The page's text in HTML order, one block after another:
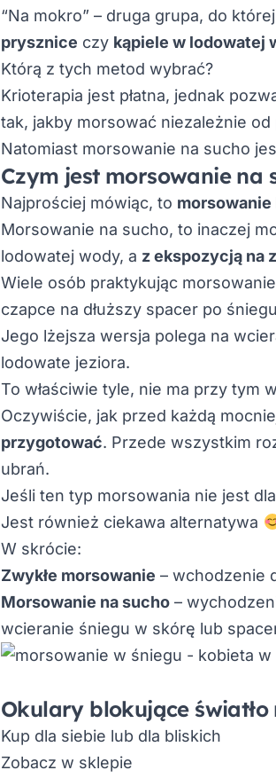
“Na mokro” – druga grupa, do
prysznice czy kąpiele w lodowatej
Którą z tych metod wybrać?
Krioterapia jest płatna, jednak
tak, jakby morsować niezależnie
Natomiast morsowanie na sucho
Czym jest morsowanie na
Najprościej mówiąc, to
Morsowanie na sucho, to inaczej
lodowatej wody, a z ekspozycją na
Wiele osób praktykując
czapce na dłuższy spacer po
Jego lżejsza wersja polega na
lodowate jeziora.
To właściwie tyle, nie ma przy tym
Oczywiście, jak przed każdą
przygotować. Przede wszystkim
ubrań.
Jeśli ten typ morsowania nie jest
Jest również ciekawa alternatywa
W skrócie:
Zwykłe morsowanie – wchodzenie
Morsowanie na sucho –
wcieranie śniegu w skórę lub
Okulary blokujące światło
Kup dla siebie lub dla bliskich
Zobacz w sklepie